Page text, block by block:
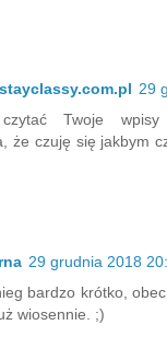
29
czytać Twoje
że czuję się jakbym
29 grudnia 2018
bardzo krótko,
wiosennie. ;)